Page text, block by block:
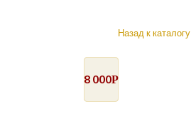
Назад к каталогу
8 000Р